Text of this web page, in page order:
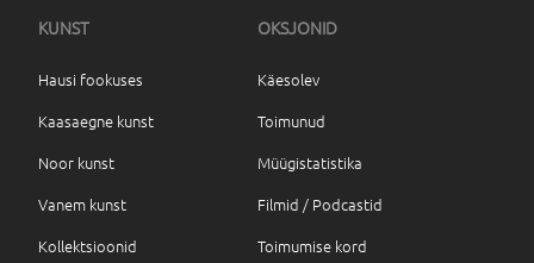
KUNST
Hausi fookuses
Kaasaegne kunst
Noor kunst
Vanem kunst
Kollektsioonid
OKSJONID
Käesolev
Toimunud
Müügistatistika
Filmid / Podcastid
Toimumise kord